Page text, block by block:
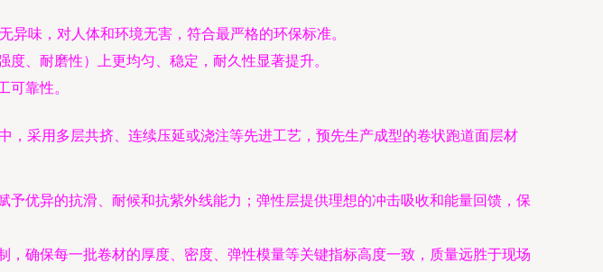
味，对人体和环境无害，符合最严格的环保标准。
、耐磨性）上更均匀、稳定，耐久性显著提升。
可靠性。
，采用多层共挤、连续压延或浇注等先进工艺，预先生产成型的卷状跑道面层材
优异的抗滑、耐候和抗紫外线能力；弹性层提供理想的冲击吸收和能量回馈，保
确保每一批卷材的厚度、密度、弹性模量等关键指标高度一致，质量远胜于现场